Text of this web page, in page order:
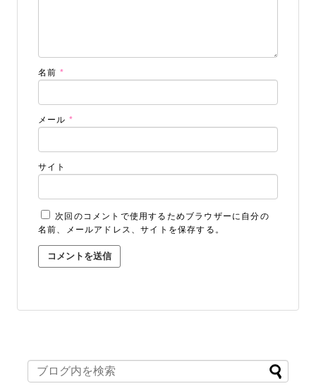
名前 *
メール *
サイト
次回のコメントで使用するためブラウザーに自分の
名前、メールアドレス、サイトを保存する。